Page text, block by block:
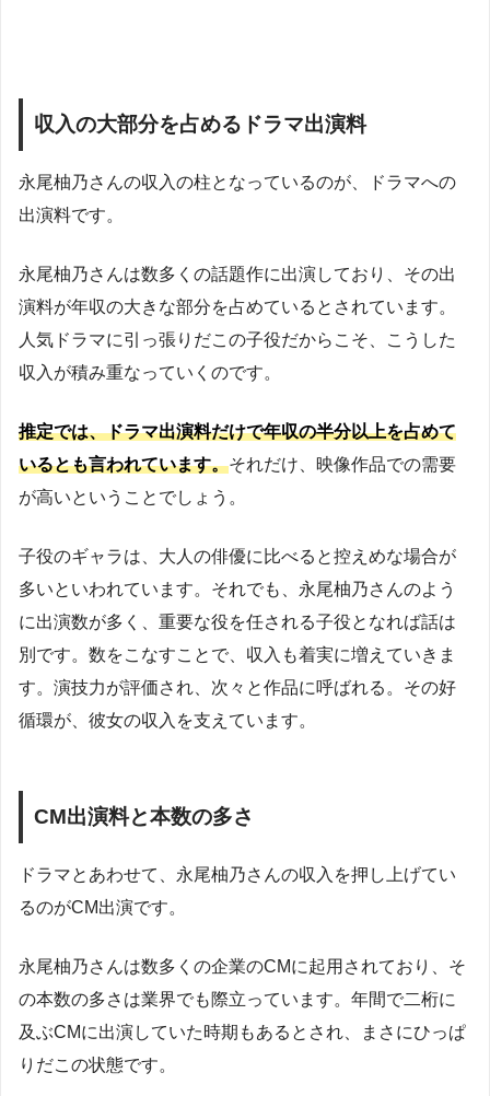
収入の大部分を占めるドラマ出演料
永尾柚乃さんの収入の柱となっているのが、ドラマへの
出演料です。
永尾柚乃さんは数多くの話題作に出演しており、その出
演料が年収の大きな部分を占めているとされています。
人気ドラマに引っ張りだこの子役だからこそ、こうした
収入が積み重なっていくのです。
推定では、ドラマ出演料だけで年収の半分以上を占めて
いるとも言われています。それだけ、映像作品での需要
が高いということでしょう。
子役のギャラは、大人の俳優に比べると控えめな場合が
多いといわれています。それでも、永尾柚乃さんのよう
に出演数が多く、重要な役を任される子役となれば話は
別です。数をこなすことで、収入も着実に増えていきま
す。演技力が評価され、次々と作品に呼ばれる。その好
循環が、彼女の収入を支えています。
CM出演料と本数の多さ
ドラマとあわせて、永尾柚乃さんの収入を押し上げてい
るのがCM出演です。
永尾柚乃さんは数多くの企業のCMに起用されており、そ
の本数の多さは業界でも際立っています。年間で二桁に
及ぶCMに出演していた時期もあるとされ、まさにひっぱ
りだこの状態です。